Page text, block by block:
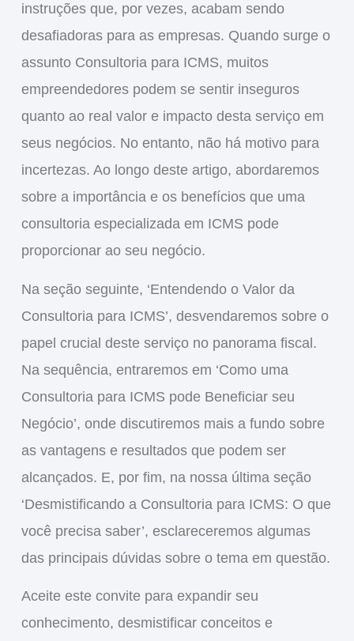
instruções que, por vezes, acabam sendo
desafiadoras para as empresas. Quando surge o
assunto Consultoria para ICMS, muitos
empreendedores podem se sentir inseguros
quanto ao real valor e impacto desta serviço em
seus negócios. No entanto, não há motivo para
incertezas. Ao longo deste artigo, abordaremos
sobre a importância e os benefícios que uma
consultoria especializada em ICMS pode
proporcionar ao seu negócio.
Na seção seguinte, ‘Entendendo o Valor da
Consultoria para ICMS’, desvendaremos sobre o
papel crucial deste serviço no panorama fiscal.
Na sequência, entraremos em ‘Como uma
Consultoria para ICMS pode Beneficiar seu
Negócio’, onde discutiremos mais a fundo sobre
as vantagens e resultados que podem ser
alcançados. E, por fim, na nossa última seção
‘Desmistificando a Consultoria para ICMS: O que
você precisa saber’, esclareceremos algumas
das principais dúvidas sobre o tema em questão.
Aceite este convite para expandir seu
conhecimento, desmistificar conceitos e